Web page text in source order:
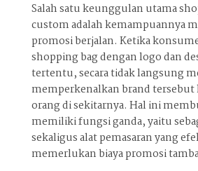
Salah satu keunggulan utama
custom adalah kemampuannya
promosi berjalan. Ketika
shopping bag dengan logo dan
tertentu, secara tidak langsung
memperkenalkan brand tersebut
orang di sekitarnya. Hal ini
memiliki fungsi ganda, yaitu
sekaligus alat pemasaran yang
memerlukan biaya promosi